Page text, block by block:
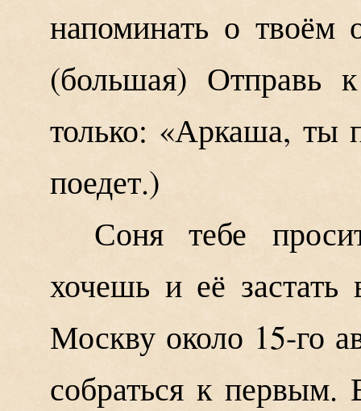
напоминать о
(большая)
только: «Аркаша, ты
поедет.)
Соня тебе
хочешь и её
Москву около 15-го
собраться к